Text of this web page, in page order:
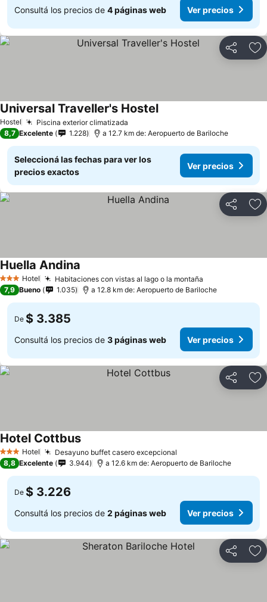
Consultá los precios de 4 páginas web Ver precios
Compartir
Hostel Piscina exterior climatizada
Universal Traveller's Hostel
8,7 Excelente 1.228 a 12.7 km de: Aeropuerto de Bariloche
Seleccioná las fechas para ver los
precios exactos
Ver precios
Compartir
3 Estrellas
Hotel Habitaciones con vistas al lago o la montaña
Huella Andina
7,9 Bueno 1.035 a 12.8 km de: Aeropuerto de Bariloche
De $ 3.385
Consultá los precios de 3 páginas web Ver precios
Compartir
3 Estrellas
Hotel Desayuno buffet casero excepcional
Hotel Cottbus
8,8 Excelente 3.944 a 12.6 km de: Aeropuerto de Bariloche
De $ 3.226
Consultá los precios de 2 páginas web Ver precios
Compartir